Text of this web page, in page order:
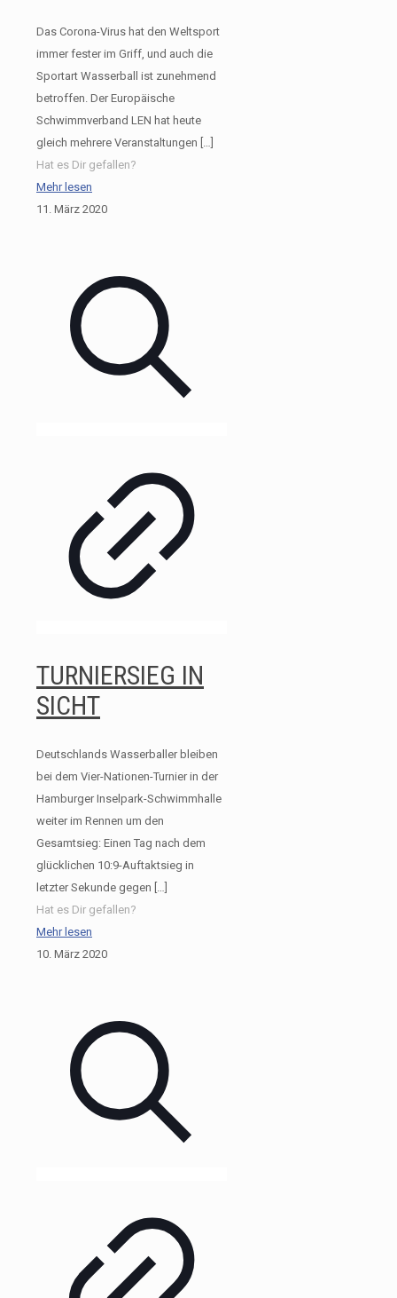
Das Corona-Virus hat den Weltsport
immer fester im Griff, und auch die
Sportart Wasserball ist zunehmend
betroffen. Der Europäische
Schwimmverband LEN hat heute
gleich mehrere Veranstaltungen
Hat es Dir gefallen?
Mehr lesen
11. März 2020
TURNIERSIEG IN
SICHT
Deutschlands Wasserballer bleiben
bei dem Vier-Nationen-Turnier in der
Hamburger Inselpark-Schwimmhalle
weiter im Rennen um den
Gesamtsieg: Einen Tag nach dem
glücklichen 10:9-Auftaktsieg in
letzter Sekunde gegen
Hat es Dir gefallen?
Mehr lesen
10. März 2020